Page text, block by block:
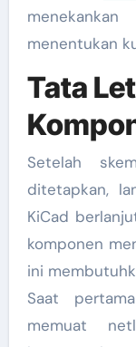
menentukan
Tata
Setelah
ditetapkan,
KiCad
komponen
ini
Saat
memuat